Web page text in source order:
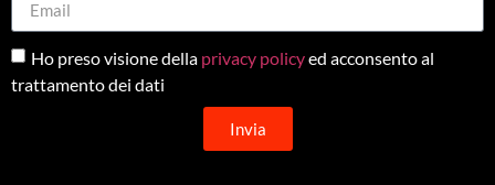
Ho preso visione della privacy policyed acconsento al
trattamento dei dati
Invia